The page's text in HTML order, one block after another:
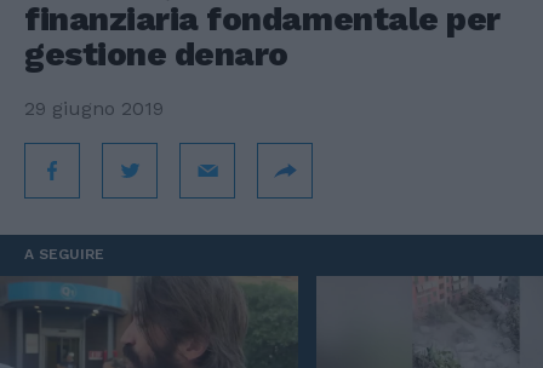
finanziaria fondamentale per
gestione denaro
29 giugno 2019
A SEGUIRE